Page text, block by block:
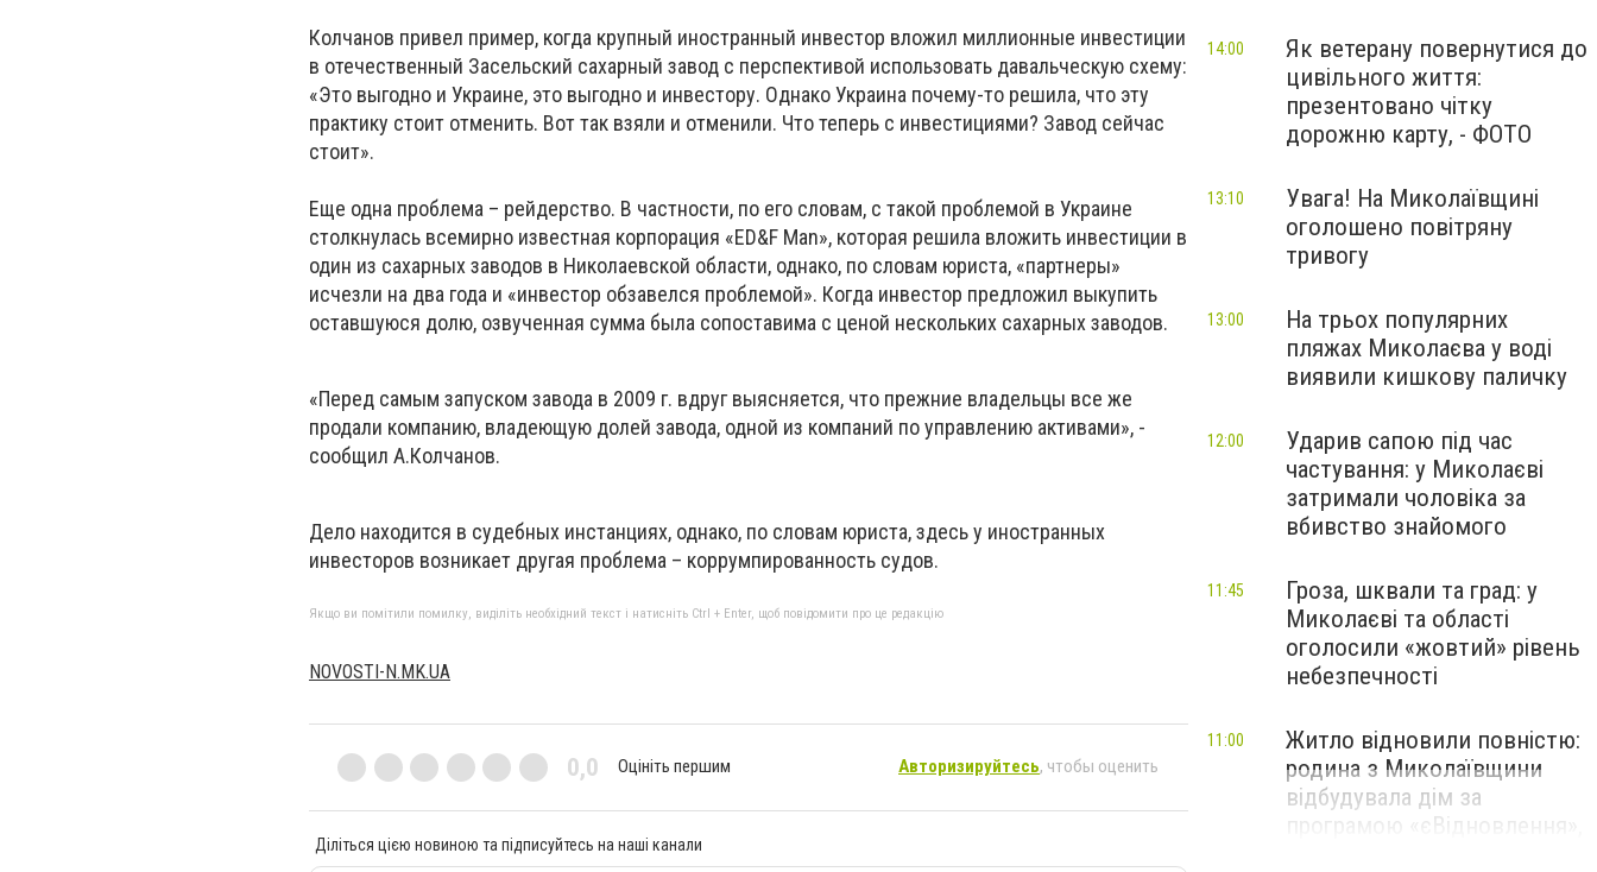
Колчанов привел пример, когда крупный иностранный инвестор вложил миллионные инвестиции
в отечественный Засельский сахарный завод с перспективой использовать давальческую схему:
«Это выгодно и Украине, это выгодно и инвестору. Однако Украина почему-то решила, что эту
практику стоит отменить. Вот так взяли и отменили. Что теперь с инвестициями? Завод сейчас
стоит».
Еще одна проблема – рейдерство. В частности, по его словам, с такой проблемой в Украине
столкнулась всемирно известная корпорация «ED&F Man», которая решила вложить инвестиции в
один из сахарных заводов в Николаевской области, однако, по словам юриста, «партнеры»
исчезли на два года и «инвестор обзавелся проблемой». Когда инвестор предложил выкупить
оставшуюся долю, озвученная сумма была сопоставима с ценой нескольких сахарных заводов.
«Перед самым запуском завода в 2009 г. вдруг выясняется, что прежние владельцы все же
продали компанию, владеющую долей завода, одной из компаний по управлению активами», -
сообщил А.Колчанов.
Дело находится в судебных инстанциях, однако, по словам юриста, здесь у иностранных
инвесторов возникает другая проблема – коррумпированность судов.
Якщо ви помітили помилку, виділіть необхідний текст і натисніть Ctrl + Enter, щоб повідомити про це редакцію
NOVOSTI-N.MK.UA
0,0 Оцініть першим Авторизируйтесь, чтобы оценить
Діліться цією новиною та підписуйтесь на наші канали
Як ветерану повернутися до
цивільного життя:
презентовано чітку
дорожню карту, - ФОТО
14:00
Увага! На Миколаївщині
оголошено повітряну
тривогу
13:10
На трьох популярних
пляжах Миколаєва у воді
виявили кишкову паличку
13:00
Ударив сапою під час
частування: у Миколаєві
затримали чоловіка за
вбивство знайомого
12:00
Гроза, шквали та град: у
Миколаєві та області
оголосили «жовтий» рівень
небезпечності
11:45
Житло відновили повністю:
родина з Миколаївщини
відбудувала дім за
програмою «єВідновлення»,
11:00